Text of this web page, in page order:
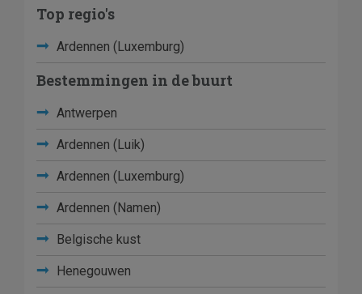
Top regio's
Ardennen (Luxemburg)
Bestemmingen in de buurt
Antwerpen
Ardennen (Luik)
Ardennen (Luxemburg)
Ardennen (Namen)
Belgische kust
Henegouwen